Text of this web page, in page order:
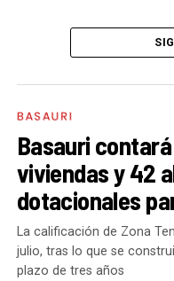
A un año de acabar
haces de la gestión
del equipo de
los gobiernos sirve
de las personas y, por
gestión en las áreas
impronta que
del equipo de gobierno.
BASAURI
Basauri
viviendas y 42
dotacionales
La calificación de Zona
julio, tras lo que se
plazo de tres años